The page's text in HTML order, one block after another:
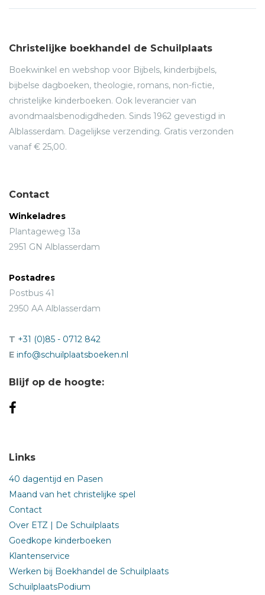
Christelijke boekhandel de Schuilplaats
Boekwinkel en webshop voor Bijbels, kinderbijbels,
bijbelse dagboeken, theologie, romans, non-fictie,
christelijke kinderboeken. Ook leverancier van
avondmaalsbenodigdheden. Sinds 1962 gevestigd in
Alblasserdam. Dagelijkse verzending. Gratis verzonden
vanaf € 25,00.
Contact
Winkeladres
Plantageweg 13a
2951 GN Alblasserdam
Postadres
Postbus 41
2950 AA Alblasserdam
T +31 (0)85 - 0712 842
E info@schuilplaatsboeken.nl
Blijf op de hoogte:
Links
40 dagentijd en Pasen
Maand van het christelijke spel
Contact
Over ETZ | De Schuilplaats
Goedkope kinderboeken
Klantenservice
Werken bij Boekhandel de Schuilplaats
SchuilplaatsPodium